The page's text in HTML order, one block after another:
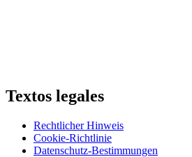
Textos legales
Rechtlicher Hinweis
Cookie-Richtlinie
Datenschutz-Bestimmungen